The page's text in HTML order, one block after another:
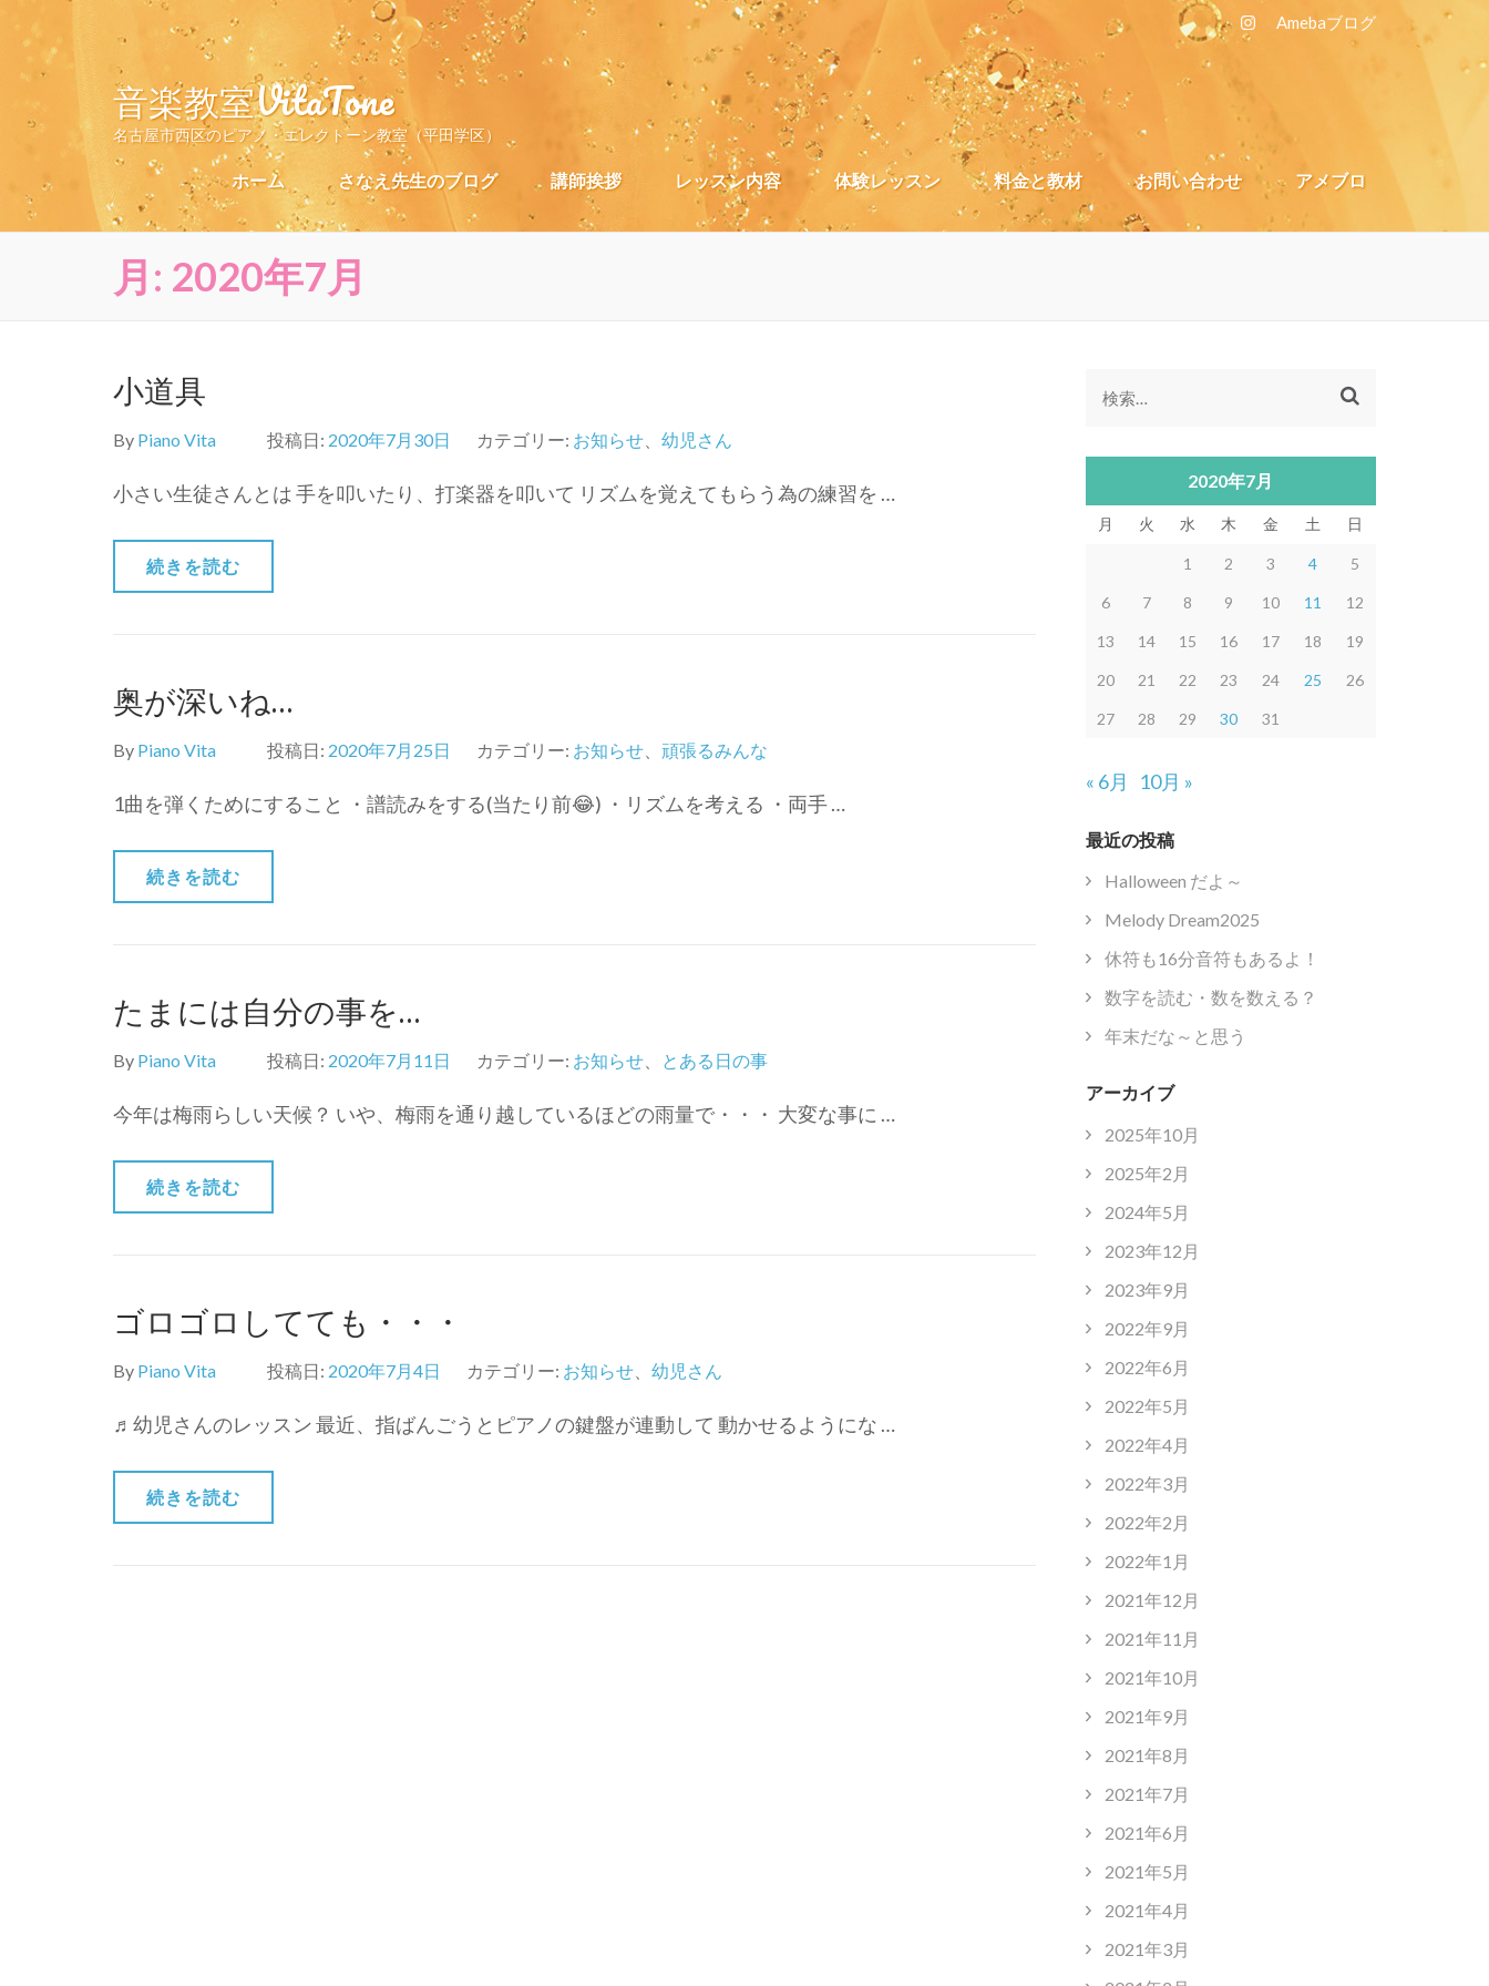
Amebaブログ
音楽教室VitaTone
名古屋市西区のピアノ・エレクトーン教室（平田学区）
ホーム さなえ先生のブログ 講師挨拶 レッスン内容 体験レッスン 料金と教材 お問い合わせ アメブロ
月: 2020年7月
小道具
By Piano Vita 投稿日: 2020年7月30日 カテゴリー: お知らせ 幼児さん
小さい生徒さんとは 手を叩いたり、打楽器を叩いて リズムを覚えてもらう為の練習を …
続きを読む
奥が深いね…
By Piano Vita 投稿日: 2020年7月25日 カテゴリー: お知らせ 頑張るみんな
1曲を弾くためにすること ・譜読みをする(当たり前😂) ・リズムを考える ・両手 …
続きを読む
たまには自分の事を…
By Piano Vita 投稿日: 2020年7月11日 カテゴリー: お知らせ とある日の事
今年は梅雨らしい天候？ いや、梅雨を通り越しているほどの雨量で・・・ 大変な事に …
続きを読む
ゴロゴロしてても・・・
By Piano Vita 投稿日: 2020年7月4日 カテゴリー: お知らせ 幼児さん
♬幼児さんのレッスン 最近、指ばんごうとピアノの鍵盤が連動して 動かせるようにな …
続きを読む
検
2020年7月
月 火 水 木 金 土 日
1 2 3 4 5
6 7 8 9 10 11 12
13 14 15 16 17 18 19
20 21 22 23 24 25 26
27 28 29 30 31
« 6月 10月 »
最近の投稿
Halloween だよ～
Melody Dream2025
休符も16分音符もあるよ！
数字を読む・数を数える？
年末だな～と思う
アーカイブ
2025年10月
2025年2月
2024年5月
2023年12月
2023年9月
2022年9月
2022年6月
2022年5月
2022年4月
2022年3月
2022年2月
2022年1月
2021年12月
2021年11月
2021年10月
2021年9月
2021年8月
2021年7月
2021年6月
2021年5月
2021年4月
2021年3月